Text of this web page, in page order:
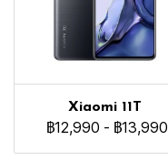
Xiaomi 11T
฿12,990 - ฿13,990